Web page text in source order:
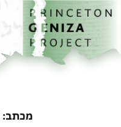
לתוכןהבית
מכתב